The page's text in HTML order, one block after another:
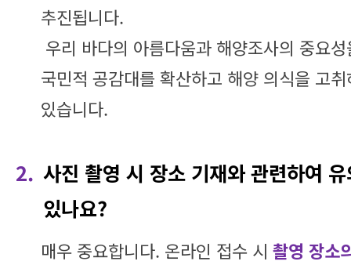
추진됩니다.
우리 바다의 아름다움과 해양조사의 중요
국민적 공감대를 확산하고 해양 의식을 고
있습니다.
2. 사진 촬영 시 장소 기재와 관련하여
있나요?
매우 중요합니다. 온라인 접수 시 촬영 장소